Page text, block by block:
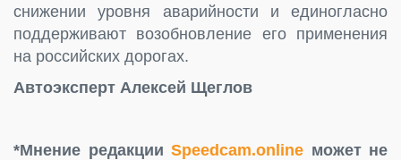
снижении уровня аварийности и единогласно
поддерживают возобновление его применения
на российских дорогах.
Автоэксперт Алексей Щеглов
*Мнение редакции Speedcam.online может не